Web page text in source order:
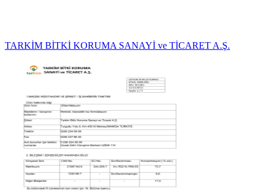
TARKİM BİTKİ KORUMA SANAYİ ve TİCARET A.Ş.